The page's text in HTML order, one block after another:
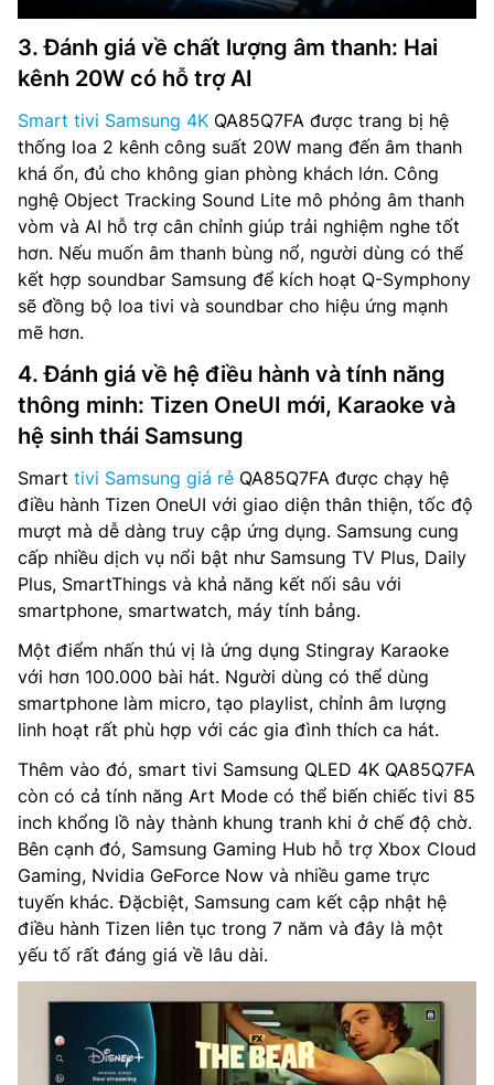
3. Đánh giá về chất lượng âm thanh: Hai
kênh 20W có hỗ trợ AI
Smart tivi Samsung 4K QA85Q7FA được trang bị hệ
thống loa 2 kênh công suất 20W mang đến âm thanh
khá ổn, đủ cho không gian phòng khách lớn. Công
nghệ Object Tracking Sound Lite mô phỏng âm thanh
vòm và AI hỗ trợ cân chỉnh giúp trải nghiệm nghe tốt
hơn. Nếu muốn âm thanh bùng nổ, người dùng có thể
kết hợp soundbar Samsung để kích hoạt Q-Symphony
sẽ đồng bộ loa tivi và soundbar cho hiệu ứng mạnh
mẽ hơn.
4. Đánh giá về hệ điều hành và tính năng
thông minh: Tizen OneUI mới, Karaoke và
hệ sinh thái Samsung
Smart tivi Samsung giá rẻ QA85Q7FA được chạy hệ
điều hành Tizen OneUI với giao diện thân thiện, tốc độ
mượt mà dễ dàng truy cập ứng dụng. Samsung cung
cấp nhiều dịch vụ nổi bật như Samsung TV Plus, Daily
Plus, SmartThings và khả năng kết nối sâu với
smartphone, smartwatch, máy tính bảng.
Một điểm nhấn thú vị là ứng dụng Stingray Karaoke
với hơn 100.000 bài hát. Người dùng có thể dùng
smartphone làm micro, tạo playlist, chỉnh âm lượng
linh hoạt rất phù hợp với các gia đình thích ca hát.
Thêm vào đó, smart tivi Samsung QLED 4K QA85Q7FA
còn có cả tính năng Art Mode có thể biến chiếc tivi 85
inch khổng lồ này thành khung tranh khi ở chế độ chờ.
Bên cạnh đó, Samsung Gaming Hub hỗ trợ Xbox Cloud
Gaming, Nvidia GeForce Now và nhiều game trực
tuyến khác. Đặcbiệt, Samsung cam kết cập nhật hệ
điều hành Tizen liên tục trong 7 năm và đây là một
yếu tố rất đáng giá về lâu dài.